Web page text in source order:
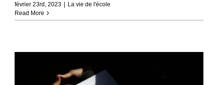
février 23rd, 2023 | La vie de l'école
Read More